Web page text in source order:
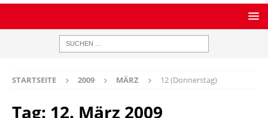
STARTSEITE 2009 MÄRZ 12 (Donnerstag)
Tag: 12. März 2009